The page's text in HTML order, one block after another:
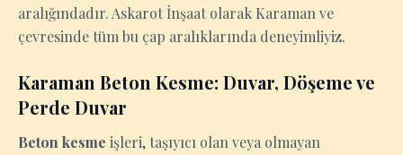
aralığındadır. Askarot İnşaat olarak Karaman ve
çevresinde tüm bu çap aralıklarında deneyimliyiz.
Karaman Beton Kesme: Duvar, Döşeme ve
Perde Duvar
Beton kesme işleri, taşıyıcı olan veya olmayan